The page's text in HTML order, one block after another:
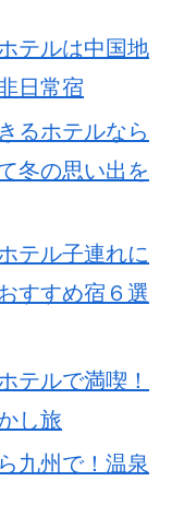
テルは中国地
日常宿
るホテルなら
冬の思い出を
テル子連れに
すすめ宿６選
テルで満喫！
し旅
九州で！温泉